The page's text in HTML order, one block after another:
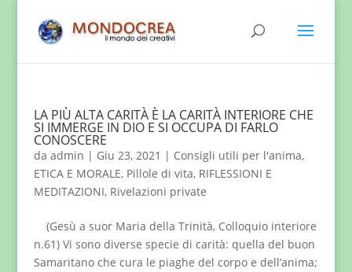
LA PIÙ ALTA CARITÀ È LA CARITÀ INTERIORE CHE
SI IMMERGE IN DIO E SI OCCUPA DI FARLO
CONOSCERE
da admin | Giu 23, 2021 | Consigli utili per l'anima,
ETICA E MORALE, Pillole di vita, RIFLESSIONI E
MEDITAZIONI, Rivelazioni private
(Gesù a suor Maria della Trinità, Colloquio interiore
n.61) Vi sono diverse specie di carità: quella del buon
Samaritano che cura le piaghe del corpo e dell’anima;